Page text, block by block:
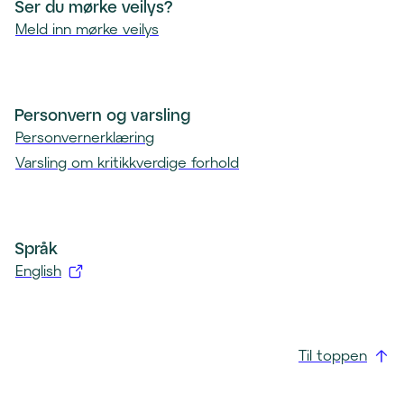
Ser du mørke veilys?
Meld inn mørke veilys
Personvern og varsling
Personvernerklæring
Varsling om kritikkverdige forhold
Språk
English
Til toppen